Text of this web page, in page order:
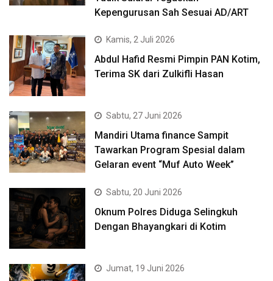
Kepengurusan Sah Sesuai AD/ART
Kamis, 2 Juli 2026
Abdul Hafid Resmi Pimpin PAN Kotim,
Terima SK dari Zulkifli Hasan
Sabtu, 27 Juni 2026
Mandiri Utama finance Sampit
Tawarkan Program Spesial dalam
Gelaran event “Muf Auto Week”
Sabtu, 20 Juni 2026
Oknum Polres Diduga Selingkuh
Dengan Bhayangkari di Kotim
Jumat, 19 Juni 2026